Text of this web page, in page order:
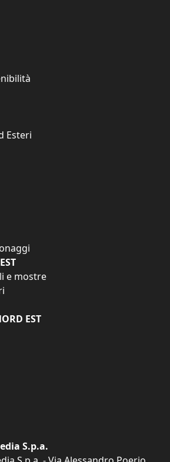
Esteri
e mostre
EST
S.p.a.